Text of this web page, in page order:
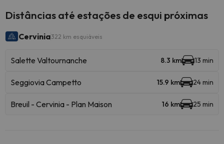
Distâncias até estações de esqui próximas
Cervinia322 km esquiáveis
Salette Valtournanche 8.3 km 13 min
Seggiovia Campetto 15.9 km 24 min
Breuil - Cervinia - Plan Maison 16 km 25 min